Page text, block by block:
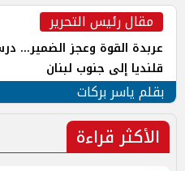
مقال رئيس التحرير
عربدة القوة وعجز الضمير...
قلنديا إلى جنوب لبنان
بقلم ياسر بركات
الأكثر قراءة